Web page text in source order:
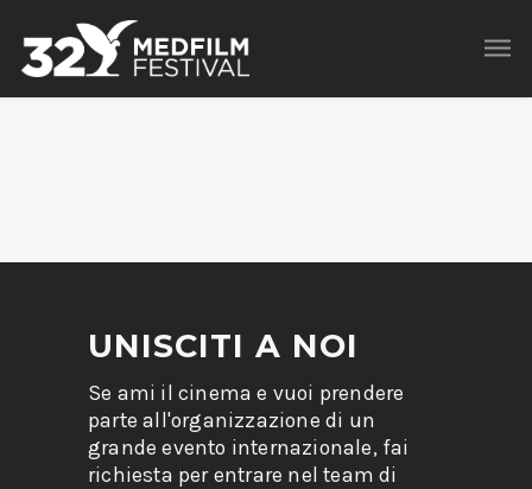
UNISCITI A NOI
Se ami il cinema e vuoi prendere
parte all'organizzazione di un
grande evento internazionale, fai
richiesta per entrare nel team di